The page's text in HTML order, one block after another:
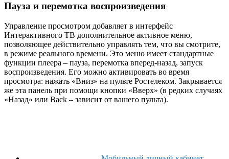
Пауза и перемотка воспроизведения
Управление просмотром добавляет в интерфейс
Интерактивного ТВ дополнительное активное меню,
позволяющее действительно управлять тем, что вы смотрите,
в режиме реального времени. Это меню имеет стандартные
функции плеера – пауза, перемотка вперед-назад, запуск
воспроизведения. Его можно активировать во время
просмотра: нажать «Вниз» на пульте Ростелеком. Закрывается
же эта панель при помощи кнопки «Вверх» (в редких случаях
«Назад» или Back – зависит от вашего пульта).